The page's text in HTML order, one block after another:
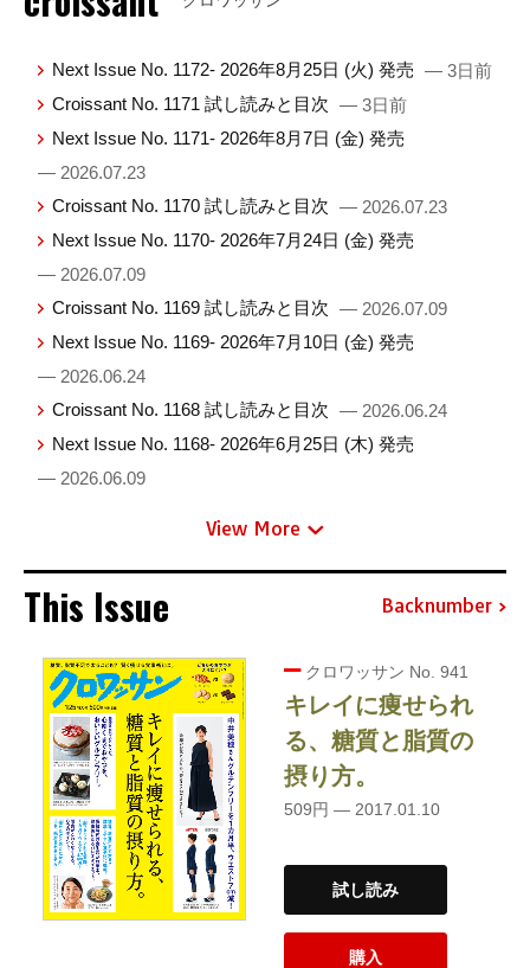
Next Issue No. 1172- 2026年8月25日 (火) 発売 — 3日前
Croissant No. 1171 試し読みと目次 — 3日前
Next Issue No. 1171- 2026年8月7日 (金) 発売
— 2026.07.23
Croissant No. 1170 試し読みと目次 — 2026.07.23
Next Issue No. 1170- 2026年7月24日 (金) 発売
— 2026.07.09
Croissant No. 1169 試し読みと目次 — 2026.07.09
Next Issue No. 1169- 2026年7月10日 (金) 発売
— 2026.06.24
Croissant No. 1168 試し読みと目次 — 2026.06.24
Next Issue No. 1168- 2026年6月25日 (木) 発売
— 2026.06.09
View More
This Issue Backnumber
クロワッサン No. 941
キレイに痩せられ
る、糖質と脂質の
摂り方。
509円 — 2017.01.10
試し読み
購入